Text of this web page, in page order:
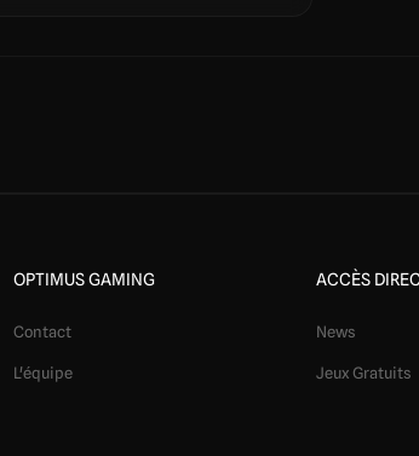
OPTIMUS GAMING
Contact
L'équipe
ACCÈS
News
Jeux Gratuits